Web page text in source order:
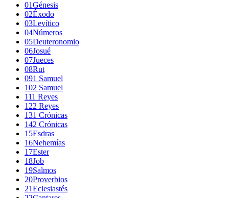
01Génesis
02Éxodo
03Levítico
04Números
05Deuteronomio
06Josué
07Jueces
08Rut
091 Samuel
102 Samuel
111 Reyes
122 Reyes
131 Crónicas
142 Crónicas
15Esdras
16Nehemías
17Ester
18Job
19Salmos
20Proverbios
21Eclesiastés